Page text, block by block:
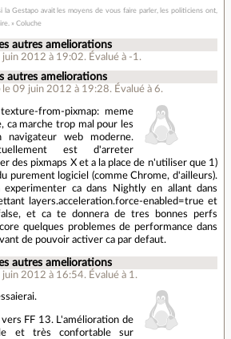
la Gestapo avait les moyens de vous faire parler, les politiciens ont,
» Coluche
autres ameliorations
juin 2012 à 19:02. Évalué à -1 .
autres ameliorations
le 09 juin 2012 à 19:28. Évalué à 6.
from-pixmap: meme
ca marche trop mal pour les
navigateur web moderne.
est d'arreter
des pixmaps X et a la place de n'utiliser que 1)
purement logiciel (comme Chrome, d'ailleurs).
ca dans Nightly en allant dans
layers.acceleration.force-enabled=true et
et ca te donnera de tres bonnes perfs
quelques problemes de performance dans
de pouvoir activer ca par defaut.
autres ameliorations
juin 2012 à 16:54. Évalué à 1 .
FF 13. L'amélioration de
et très confortable sur